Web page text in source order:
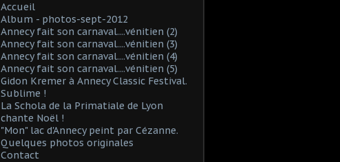
Accueil
Album - photos-sept-2012
Annecy fait son carnaval....vénitien (2)
Annecy fait son carnaval....vénitien (3)
Annecy fait son carnaval....vénitien (4)
Annecy fait son carnaval....vénitien (5)
Gidon Kremer à Annecy Classic Festival.
Sublime !
La Schola de la Primatiale de Lyon
chante Noël !
"Mon" lac d'Annecy peint par Cézanne.
Quelques photos originales
Contact